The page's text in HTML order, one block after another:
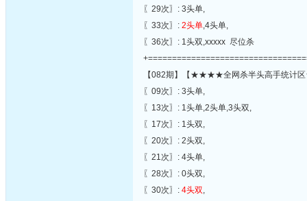
〖29次〗: 3头单,
〖33次〗: 2头单,4头单,
〖36次〗: 1头双,xxxxx 尽位杀
【082期】【★★★★全网杀半头高手统计
〖09次〗: 3头单,
〖13次〗: 1头单,2头单,3头双,
〖17次〗: 1头双,
〖20次〗: 2头双,
〖21次〗: 4头单,
〖28次〗: 0头双,
〖30次〗: 4头双,